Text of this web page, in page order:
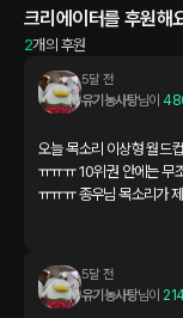
크리에이터를 후원해
2개의 후원
5달 전
유기농사탕님이
오늘 목소리 이상형 월드
ㅠㅠㅠ 10위권 안에는 무
ㅠㅠㅠ 종우님 목소리가
5달 전
유기농사탕님이